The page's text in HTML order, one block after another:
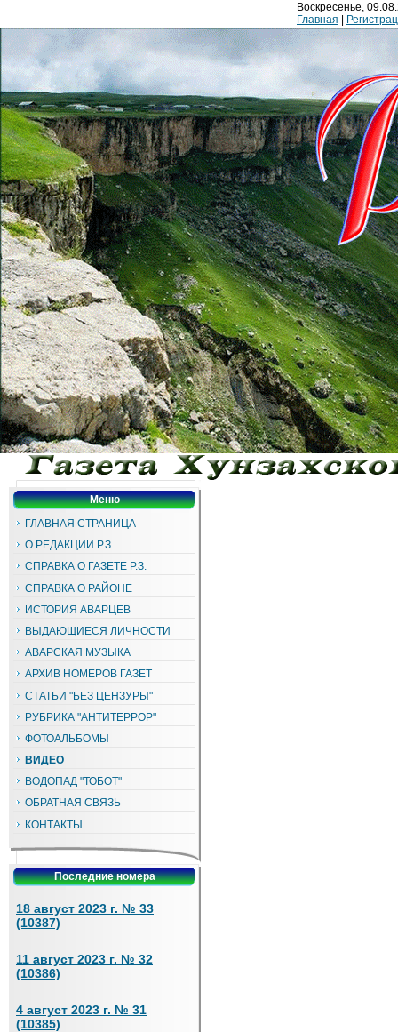
Воскресенье,
Главная
Меню
ГЛАВНАЯ СТРАНИЦА
О РЕДАКЦИИ Р.З.
СПРАВКА О ГАЗЕТЕ Р.З.
СПРАВКА О РАЙОНЕ
ИСТОРИЯ АВАРЦЕВ
ВЫДАЮЩИЕСЯ ЛИЧНОСТИ
АВАРСКАЯ МУЗЫКА
АРХИВ НОМЕРОВ ГАЗЕТ
СТАТЬИ "БЕЗ ЦЕНЗУРЫ"
РУБРИКА "АНТИТЕРРОР"
ФОТОАЛЬБОМЫ
ВИДЕО
ВОДОПАД "ТОБОТ"
ОБРАТНАЯ СВЯЗЬ
КОНТАКТЫ
Последние номера
18 август 2023 г. № 33
(10387)
11 август 2023 г. № 32
(10386)
4 август 2023 г. № 31
(10385)